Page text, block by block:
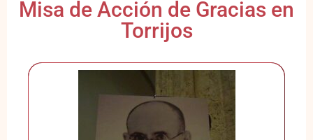
Misa de Acción de Gracias en
Torrijos